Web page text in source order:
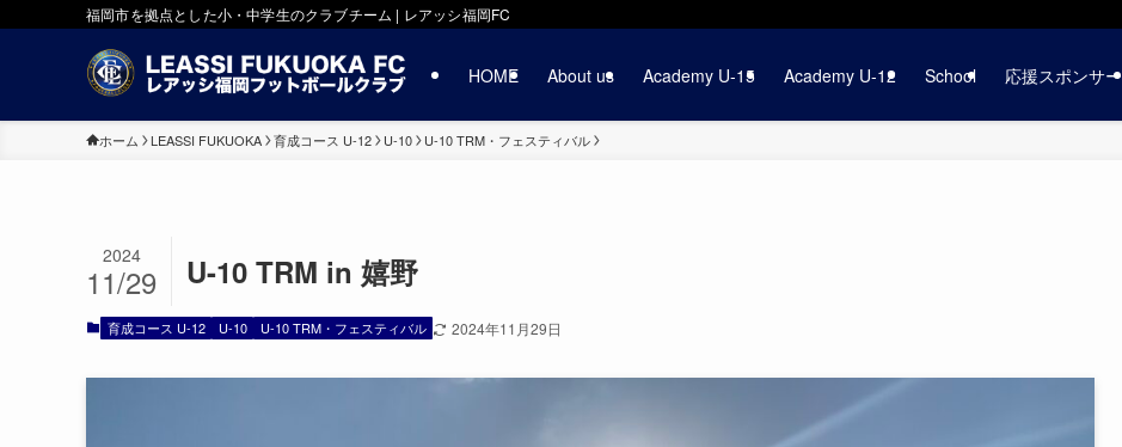
福岡市を拠点とした小・中学生のクラブチーム | レアッシ福岡FC
HOME About us Academy U-15 Academy U-12 School 応援スポンサー
ホーム LEASSI FUKUOKA 育成コース U-12 U-10 U-10 TRM・フェスティバル
U-10 TRM in 嬉野
2024
11/29
育成コース U-12 U-10 U-10 TRM・フェスティバル 2024年11月29日